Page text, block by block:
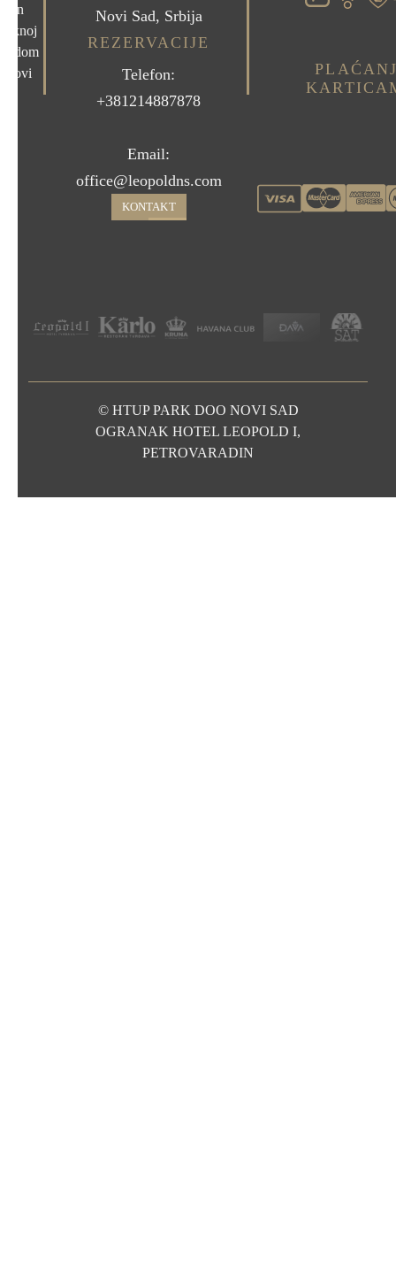
Novi
Novi Sad, Srbija
REZERVACIJE
Telefon:
+381214887878
Email:
office@leopoldns.com
KONTAKT
© HTUP PARK DOO NOVI SAD
OGRANAK HOTEL LEOPOLD I,
PETROVARADIN